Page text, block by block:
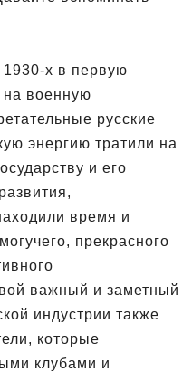
1930-х в первую
военную
русские
энергию тратили на
и его
время и
прекрасного
важный и заметный
индустрии также
которые
клубами и